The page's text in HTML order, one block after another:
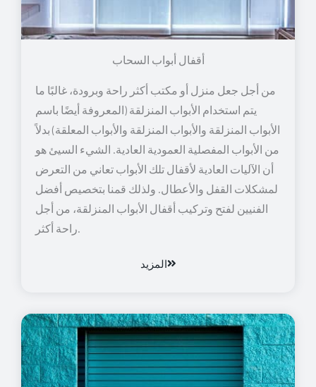
أقفال أبواب السحاب
من أجل جعل منزل أو مكتب أكثر راحة وبرودة، غالبًا ما
يتم استخدام الأبواب المنزلقة (المعروفة أيضًا باسم
الأبواب المنزلقة والأبواب المنزلقة والأبواب المعلقة) بدلاً
من الأبواب المفصلية العمودية العادية. الشيء السيئ هو
أن الآليات العادية لأقفال تلك الأبواب تعاني من التعرض
لمشكلات القفل والأعطال. ولذلك قمنا بتخصيص أفضل
الفنيين لفتح وتركيب أقفال الأبواب المنزلقة، من أجل
راحة أكثر.
المزيد